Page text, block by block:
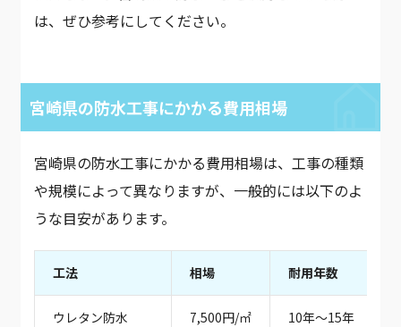
は、ぜひ参考にしてください。
宮崎県の防水工事にかかる費用相場
宮崎県の防水工事にかかる費用相場は、工事の種類
や規模によって異なりますが、一般的には以下のよ
うな目安があります。
工法 相場 耐用年数
ウレタン防水 7,500円/㎡ 10年～15年